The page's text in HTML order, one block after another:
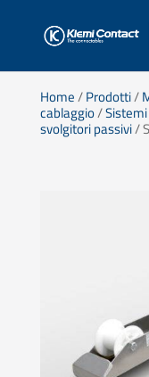
Home/Prodotti/
cablaggio/
svolgitori passivi/